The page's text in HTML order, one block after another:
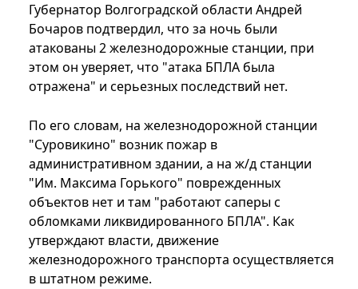
Губернатор Волгоградской области Андрей
Бочаров подтвердил, что за ночь были
атакованы 2 железнодорожные станции, при
этом он уверяет, что "атака БПЛА была
отражена" и серьезных последствий нет.
По его словам, на железнодорожной станции
"Суровикино" возник пожар в
административном здании, а на ж/д станции
"Им. Максима Горького" поврежденных
объектов нет и там "работают саперы с
обломками ликвидированного БПЛА". Как
утверждают власти, движение
железнодорожного транспорта осуществляется
в штатном режиме.